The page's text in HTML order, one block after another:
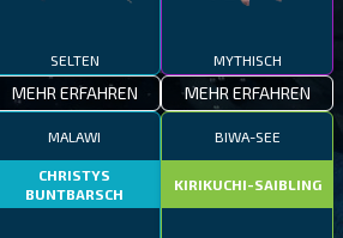
SELTEN
MEHR ERFAHREN
MYTHISCH
MEHR ERFAHREN
MALAWI
CHRISTYS
BUNTBARSCH
BIWA-SEE
KIRIKUCHI-SAIBLING